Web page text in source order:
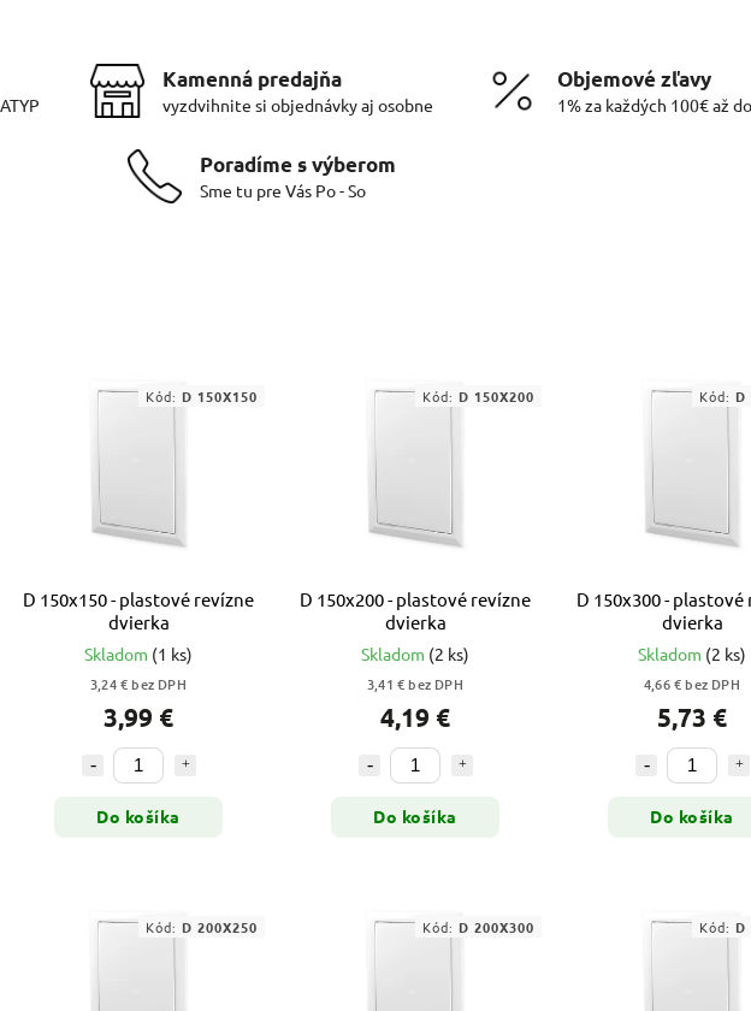
Kamenná predajňa
vyzdvihnite si objednávky aj osobne
Objemové zľavy
1% za každých 100€ až
Poradíme s výberom
Sme tu pre Vás Po - So
D 150x150 - plastové revízne
dvierka
Skladom (1 ks)
3,24 € bez DPH
3,99 €
Do košíka
Kód: D 150X150
D 150x200 - plastové revízne
dvierka
Skladom (2 ks)
3,41 € bez DPH
4,19 €
Do košíka
Kód: D 150X200
D 150x300 - plastové
dvierka
Skladom (2 ks)
4,66 € bez DPH
5,73 €
Do košíka
Kód: D
Kód: D 200X250 Kód: D 200X300 Kód: D